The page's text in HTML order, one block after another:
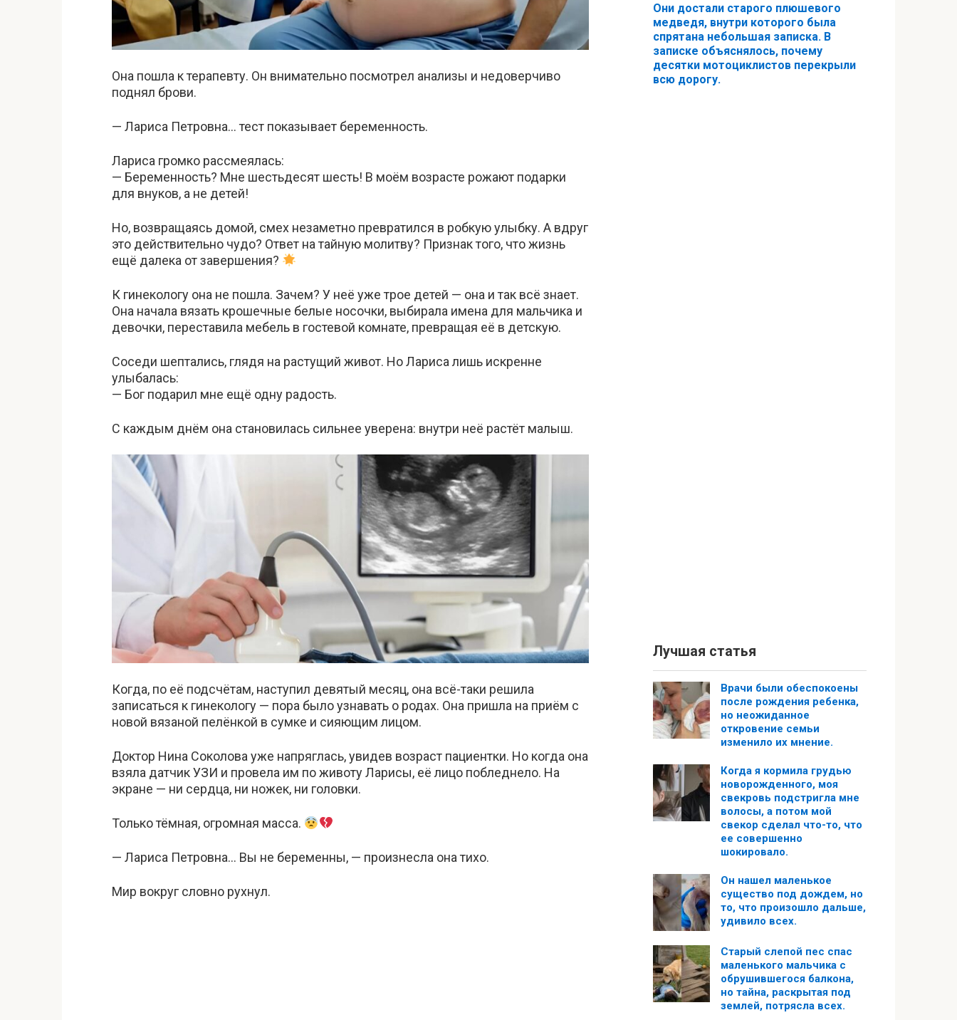
Она пошла к терапевту. Он внимательно посмотрел анализы и недоверчиво
поднял брови.
— Лариса Петровна… тест показывает беременность.
Лариса громко рассмеялась:
— Беременность? Мне шестьдесят шесть! В моём возрасте рожают подарки
для внуков, а не детей!
Но, возвращаясь домой, смех незаметно превратился в робкую улыбку. А вдруг
это действительно чудо? Ответ на тайную молитву? Признак того, что жизнь
ещё далека от завершения?
К гинекологу она не пошла. Зачем? У неё уже трое детей — она и так всё знает.
Она начала вязать крошечные белые носочки, выбирала имена для мальчика и
девочки, переставила мебель в гостевой комнате, превращая её в детскую.
Соседи шептались, глядя на растущий живот. Но Лариса лишь искренне
улыбалась:
— Бог подарил мне ещё одну радость.
С каждым днём она становилась сильнее уверена: внутри неё растёт малыш.
Когда, по её подсчётам, наступил девятый месяц, она всё-таки решила
записаться к гинекологу — пора было узнавать о родах. Она пришла на приём с
новой вязаной пелёнкой в сумке и сияющим лицом.
Доктор Нина Соколова уже напряглась, увидев возраст пациентки. Но когда она
взяла датчик УЗИ и провела им по животу Ларисы, её лицо побледнело. На
экране — ни сердца, ни ножек, ни головки.
Только тёмная, огромная масса.
— Лариса Петровна… Вы не беременны, — произнесла она тихо.
Мир вокруг словно рухнул.
Они достали старого плюшевого
медведя, внутри которого была
спрятана небольшая записка. В
записке объяснялось, почему
десятки мотоциклистов перекрыли
всю дорогу.
Лучшая статья
Врачи были обеспокоены
после рождения ребенка,
но неожиданное
откровение семьи
изменило их мнение.
Когда я кормила грудью
новорожденного, моя
свекровь подстригла мне
волосы, а потом мой
свекор сделал что-то, что
ее совершенно
шокировало.
Он нашел маленькое
существо под дождем, но
то, что произошло дальше,
удивило всех.
Старый слепой пес спас
маленького мальчика с
обрушившегося балкона,
но тайна, раскрытая под
землей, потрясла всех.